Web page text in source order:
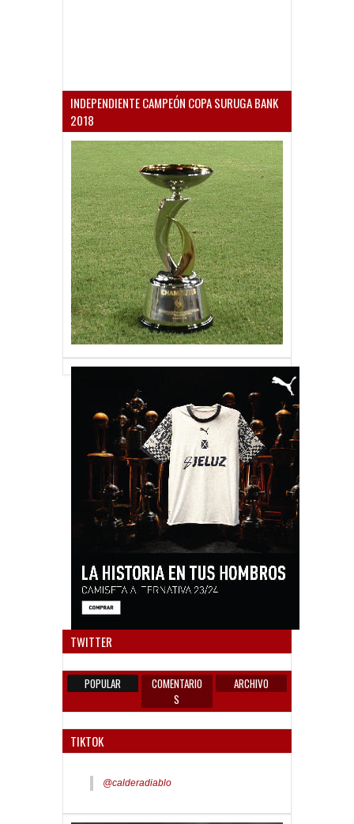
INDEPENDIENTE CAMPEÓN COPA SURUGA BANK
2018
TWITTER
POPULAR
COMENTARIO
S
ARCHIVO
TIKTOK
@calderadiablo